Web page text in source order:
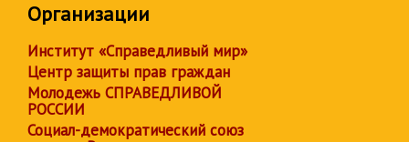
Организации
Институт «Справедливый мир»
Центр защиты прав граждан
Молодежь СПРАВЕДЛИВОЙ
РОССИИ
Социал-демократический союз